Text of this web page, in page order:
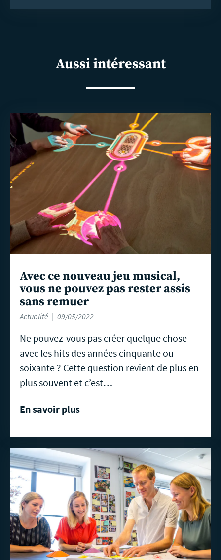
Aussi intéressant
Avec ce nouveau jeu musical,
vous ne pouvez pas rester assis
sans remuer
Actualité 09/05/2022
Ne pouvez-vous pas créer quelque chose
avec les hits des années cinquante ou
soixante ? Cette question revient de plus en
plus souvent et c’est…
En savoir plus
En
savoir
plus
En
savoir
plus